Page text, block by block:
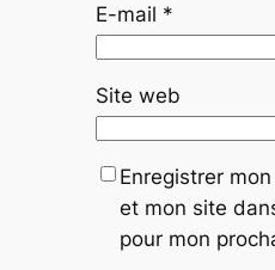
E-mail *
Site web
Enregistrer
et mon site
pour mon